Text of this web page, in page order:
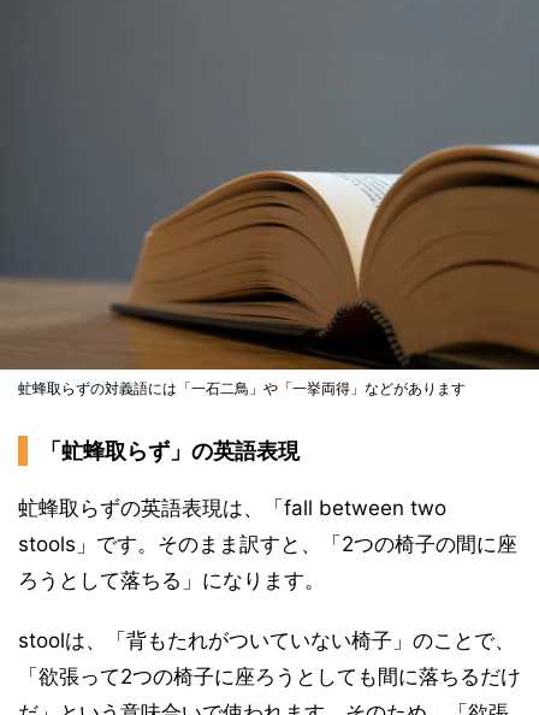
虻蜂取らずの対義語には「一石二鳥」や「一挙両得」などがあります
「虻蜂取らず」の英語表現
虻蜂取らずの英語表現は、「fall between two
stools」です。そのまま訳すと、「2つの椅子の間に座
ろうとして落ちる」になります。
stoolは、「背もたれがついていない椅子」のことで、
「欲張って2つの椅子に座ろうとしても間に落ちるだけ